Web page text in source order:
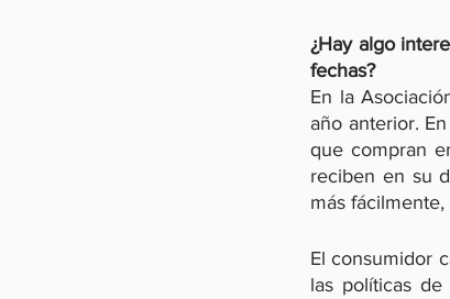
¿Hay algo
fechas?
En la
año anterior.
que compran
reciben en su
más
El consumidor
las políticas